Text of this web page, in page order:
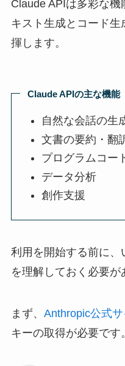
Claude APIは多彩な
キスト生成とコード
揮します。
Claude APIの主な機能
自然な会話の生
文書の要約・翻
プログラムコー
データ分析
創作支援
利用を開始する前に、
を理解しておく必要が
まず、 Anthropic公式サ
キーの取得が必要です。